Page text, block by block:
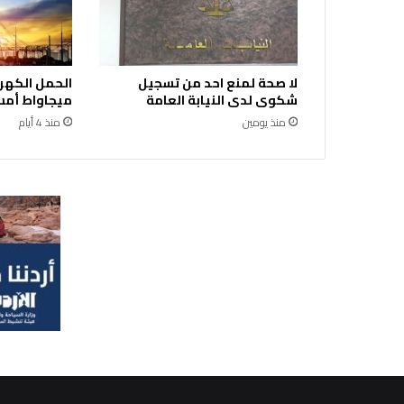
"
ه
مّ
ت
ن
ا
ص
ة
لا صحة لمنع احد من تسجيل
شكوى لدى النيابة العامة
منذ يومين
ميجاواط
منذ 4 أيام